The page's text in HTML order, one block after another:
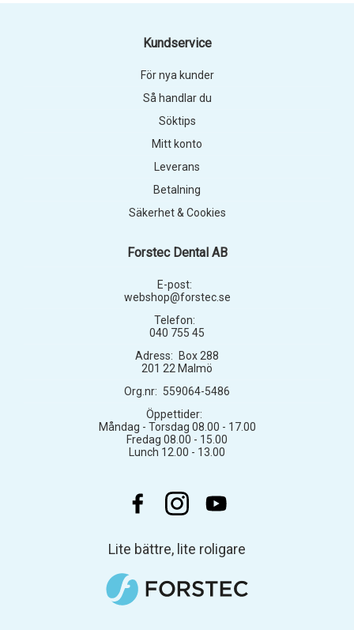
Lite bättre, lite roligare
Forstec Dental AB
E-post:
webshop@forstec.se
Telefon:
040 755 45
Adress:
Box 288
201 22 Malmö
Org.nr: 559064-5486
Öppettider:
Måndag - Torsdag 08.00 - 17.00
Fredag 08.00 - 15.00
Lunch 12.00 - 13.00
Kundservice
För nya kunder
Så handlar du
Söktips
Mitt konto
Leverans
Betalning
Säkerhet & Cookies